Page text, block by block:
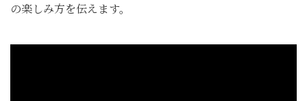
の楽しみ方を伝えます。